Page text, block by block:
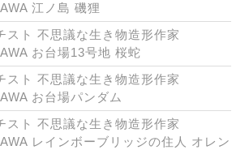
江ノ島 磯狸
スト 不思議な生き物造形作家
お台場13号地 桜蛇
スト 不思議な生き物造形作家
お台場パンダム
スト 不思議な生き物造形作家
レインボーブリッジの住人 オレン